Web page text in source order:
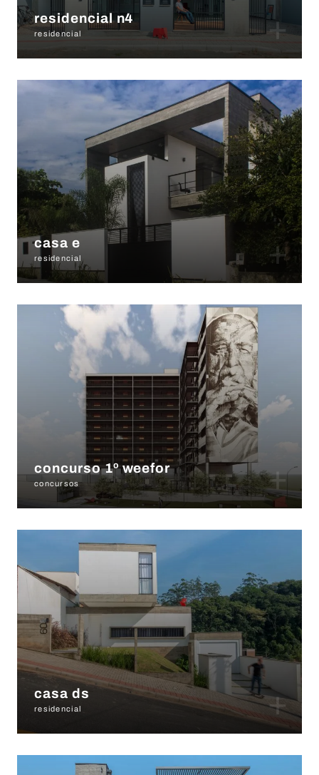
residencial n4
residencial +
casa e
residencial +
concurso 1º weefor
concursos +
casa ds
residencial +